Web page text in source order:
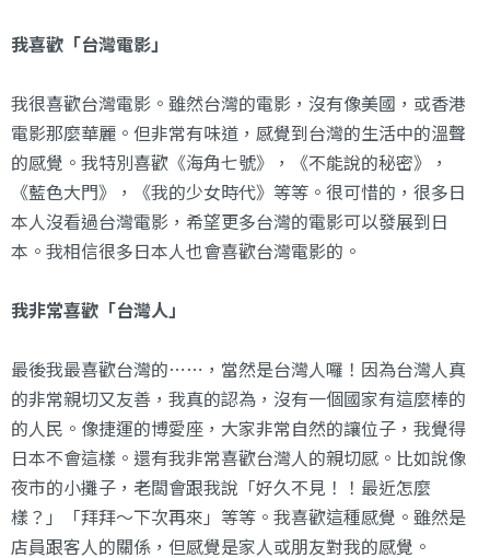
我喜歡「台灣電影」
我很喜歡台灣電影。雖然台灣的電影，沒有像美國，或香港
電影那麼華麗。但非常有味道，感覺到台灣的生活中的溫聲
的感覺。我特別喜歡《海角七號》，《不能說的秘密》，
《藍色大門》，《我的少女時代》等等。很可惜的，很多日
本人沒看過台灣電影，希望更多台灣的電影可以發展到日
本。我相信很多日本人也會喜歡台灣電影的。
我非常喜歡「台灣人」
最後我最喜歡台灣的⋯⋯，當然是台灣人囉！因為台灣人真
的非常親切又友善，我真的認為，沒有一個國家有這麼棒的
的人民。像捷運的博愛座，大家非常自然的讓位子，我覺得
日本不會這樣。還有我非常喜歡台灣人的親切感。比如說像
夜市的小攤子，老闆會跟我說「好久不見！！最近怎麼
樣？」「拜拜～下次再來」等等。我喜歡這種感覺。雖然是
店員跟客人的關係，但感覺是家人或朋友對我的感覺。